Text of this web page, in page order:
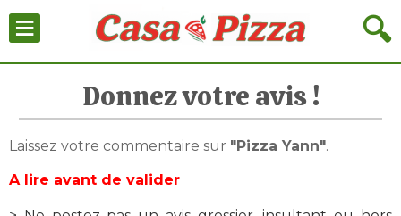
🔍
≡
Donnez votre avis !
Laissez votre commentaire sur "Pizza Yann".
A lire avant de valider